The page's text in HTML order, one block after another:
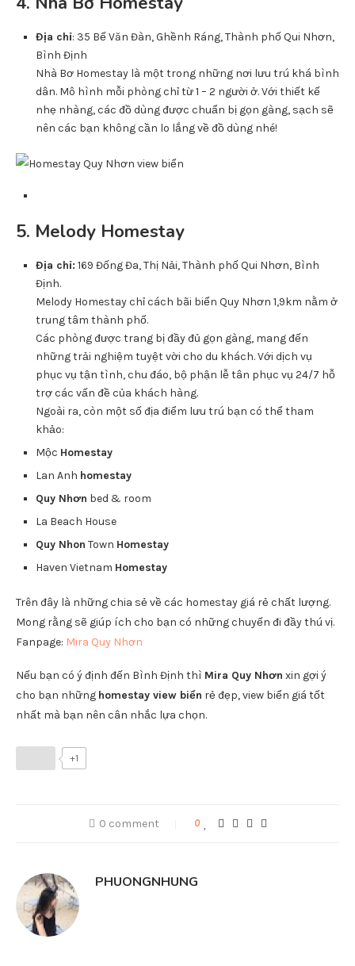
Địa chỉ: 35 Bế Văn Đàn, Ghềnh Ráng, Thành phố Qui Nhơn,
Bình Định
Nhà Bơ Homestay là một trong những nơi lưu trú khá bình
dân. Mô hình mỗi phòng chỉ từ 1 – 2 người ở. Với thiết kế
nhẹ nhàng, các đồ dùng được chuẩn bị gọn gàng, sạch sẽ
nên các bạn không cần lo lắng về đồ dùng nhé!
5. Melody Homestay
Địa chỉ: 169 Đống Đa, Thị Nải, Thành phố Qui Nhơn, Bình
Định.
Melody Homestay chỉ cách bãi biển Quy Nhơn 1,9km nằm ở
trung tâm thành phố.
Các phòng được trang bị đầy đủ gọn gàng, mang đến
những trải nghiệm tuyệt vời cho du khách. Với dịch vụ
phục vụ tận tình, chu đáo, bộ phận lễ tân phục vụ 24/7 hỗ
trợ các vấn đề của khách hàng.
Ngoài ra, còn một số địa điểm lưu trú bạn có thể tham
khảo:
Mộc Homestay
Lan Anh homestay
Quy Nhơn bed & room
La Beach House
Quy Nhon Town Homestay
Haven Vietnam Homestay
Trên đây là những chia sẻ về các homestay giá rẻ chất lượng.
Mong rằng sẽ giúp ích cho bạn có những chuyến đi đầy thú vị.
Fanpage: Mira Quy Nhơn
Nếu bạn có ý định đến Bình Định thì Mira Quy Nhơn xin gợi ý
cho bạn những homestay view biển rẻ đẹp, view biển giá tốt
nhất mà bạn nên cân nhắc lựa chọn.
+1
0 comment 0
PHUONGNHUNG